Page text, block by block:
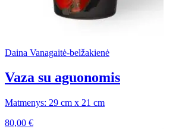
Daina Vanagaitė-belžakienė
Vaza su aguonomis
Matmenys: 29 cm x 21 cm
80,00 €